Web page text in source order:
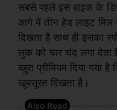
सबसे पहले इस बाइक के
आगे में तीन हेड लाइट मिल
दिखता है साथ ही इसका
लुक को चार चंद लगा देता
बहुत प्रीमियम दिया
खूबसूरत दिखता है।